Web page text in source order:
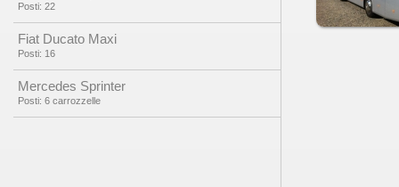
Posti: 22
Fiat Ducato Maxi
Posti: 16
Mercedes Sprinter
Posti: 6 carrozzelle